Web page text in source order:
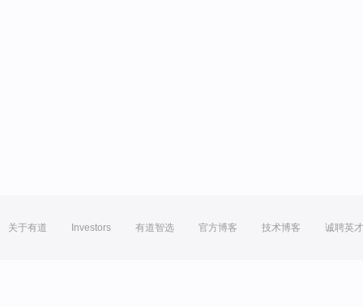
关于有道 Investors 有道智选 官方博客 技术博客 诚聘英才